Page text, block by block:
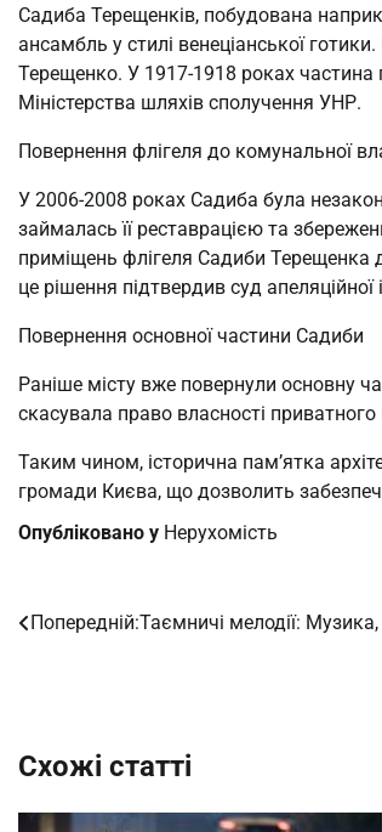
Садиба Терещенків, побудована
ансамбль у стилі венеціанської
Терещенко. У 1917-1918 роках частина
Міністерства шляхів сполучення УНР.
Повернення флігеля до комунальної
У 2006-2008 роках Садиба була
займалась її реставрацією та
приміщень флігеля Садиби Терещенка
це рішення підтвердив суд апеляційної
Повернення основної частини Садиби
Раніше місту вже повернули основну
скасувала право власності
Таким чином, історична пам’ятка
громади Києва, що дозволить
Опубліковано у Нерухомість
Навігація
Попередній:Таємничі мелодії:
Схожі статті